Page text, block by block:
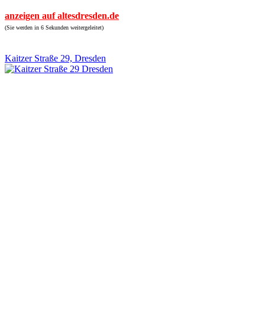
anzeigen auf altesdresden.de
(Sie werden in 6 Sekunden weitergeleitet)
Kaitzer Straße 29, Dresden